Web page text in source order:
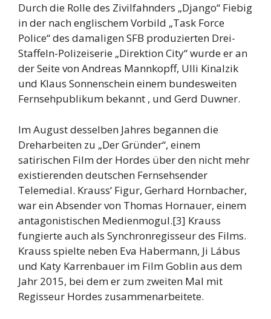
Durch die Rolle des Zivilfahnders „Django“ Fiebig
in der nach englischem Vorbild „Task Force
Police“ des damaligen SFB produzierten Drei-
Staffeln-Polizeiserie „Direktion City“ wurde er an
der Seite von Andreas Mannkopff, Ulli Kinalzik
und Klaus Sonnenschein einem bundesweiten
Fernsehpublikum bekannt , und Gerd Duwner.
Im August desselben Jahres begannen die
Dreharbeiten zu „Der Gründer“, einem
satirischen Film der Hordes über den nicht mehr
existierenden deutschen Fernsehsender
Telemedial. Krauss‘ Figur, Gerhard Hornbacher,
war ein Absender von Thomas Hornauer, einem
antagonistischen Medienmogul.[3] Krauss
fungierte auch als Synchronregisseur des Films.
Krauss spielte neben Eva Habermann, Ji Lábus
und Katy Karrenbauer im Film Goblin aus dem
Jahr 2015, bei dem er zum zweiten Mal mit
Regisseur Hordes zusammenarbeitete.